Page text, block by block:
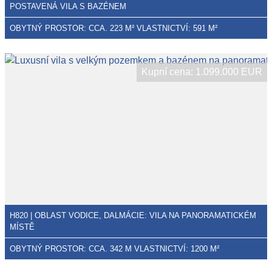
POSTAVENÁ VILA S BAZÉNEM
OBYTNÝ PROSTOR: CCA. 223 M² VLASTNICTVÍ: 591 M²
Kupní cena: 1.099.000 EUR
H820 | OBLAST VODICE, DALMÁCIE: VILA NA PANORAMATICKÉM
MÍSTĚ
OBYTNÝ PROSTOR: CCA. 342 M VLASTNICTVÍ: 1200 M²